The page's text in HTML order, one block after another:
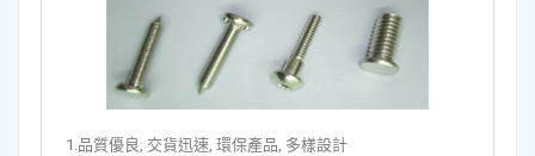
1.品質優良, 交貨迅速, 環保產品, 多樣設計